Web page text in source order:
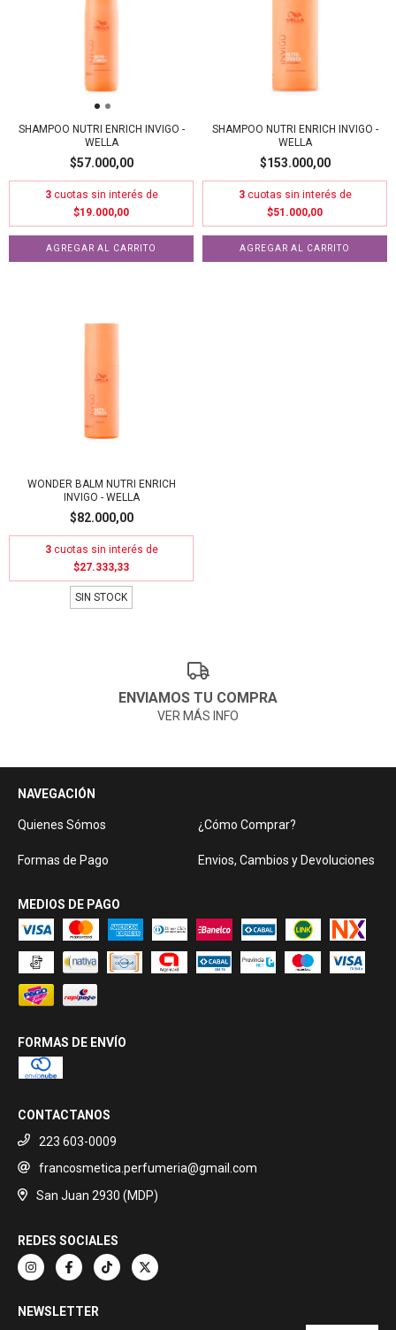
SHAMPOO NUTRI ENRICH INVIGO -
WELLA
$57.000,00
3 cuotas sin interés de
$19.000,00
SHAMPOO NUTRI ENRICH INVIGO -
WELLA
$153.000,00
3 cuotas sin interés de
$51.000,00
WONDER BALM NUTRI ENRICH
INVIGO - WELLA
$82.000,00
3 cuotas sin interés de
$27.333,33
SIN STOCK
ENVIAMOS TU COMPRA
VER MÁS INFO
NAVEGACIÓN
Quienes Sómos ¿Cómo Comprar?
Formas de Pago Envios, Cambios y Devoluciones
MEDIOS DE PAGO
FORMAS DE ENVÍO
CONTACTANOS
223 603-0009
francosmetica.perfumeria@gmail.com
San Juan 2930 (MDP)
REDES SOCIALES
NEWSLETTER